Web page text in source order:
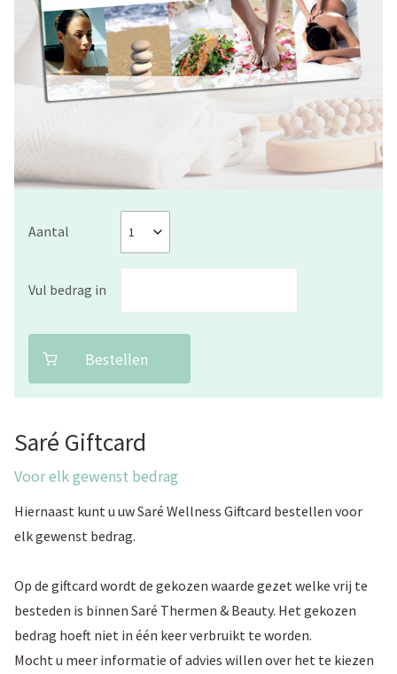
Saré Giftcard
Voor elk gewenst bedrag
Hiernaast kunt u uw Saré Wellness Giftcard bestellen voor
elk gewenst bedrag.
Op de giftcard wordt de gekozen waarde gezet welke vrij te
besteden is binnen Saré Thermen & Beauty. Het gekozen
bedrag hoeft niet in één keer verbruikt te worden.
Mocht u meer informatie of advies willen over het te kiezen
Aantal
Vul bedrag in
Bestellen